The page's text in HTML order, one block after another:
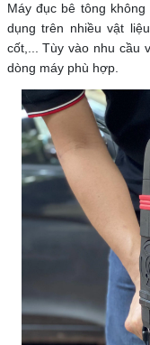
Máy đục bê tông
dụng trên nhiều vật
cốt,... Tùy vào nhu cầu
dòng máy phù hợp.